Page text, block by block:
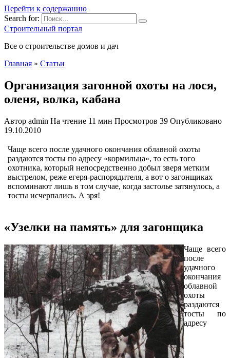
Перейти к содержанию
Search for:
Строительный портал
Все о строительстве домов и дач
Главная » Статьи
Организация загонной охоты на лося,
оленя, волка, кабана
Автор admin На чтение 11 мин Просмотров 39 Опубликовано
19.10.2010
Чаще всего после удачного окончания облавной охоты
раздаются тосты по адресу «кормильца», то есть того
охотника, который непосредственно добыл зверя метким
выстрелом, реже егеря-распорядителя, а вот о загонщиках
вспоминают лишь в том случае, когда застолье затянулось, а
тосты исчерпались. А зря!
«Узелки на память» для загонщика
Чаще всего
после
удачного
окончания
облавной
охоты
раздаются
тосты по
адресу